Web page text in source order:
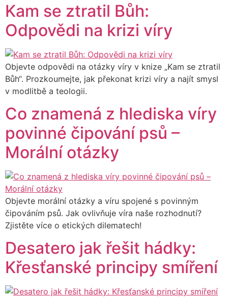
Kam se ztratil Bůh:
Odpovědi na krizi víry
Objevte odpovědi na otázky víry v knize „Kam se ztratil
Bůh“. Prozkoumejte, jak překonat krizi víry a najít smysl
v modlitbě a teologii.
Co znamená z hlediska víry
povinné čipování psů –
Morální otázky
Objevte morální otázky a víru spojené s povinným
čipováním psů. Jak ovlivňuje víra naše rozhodnutí?
Zjistěte více o etických dilematech!
Desatero jak řešit hádky:
Křesťanské principy smíření